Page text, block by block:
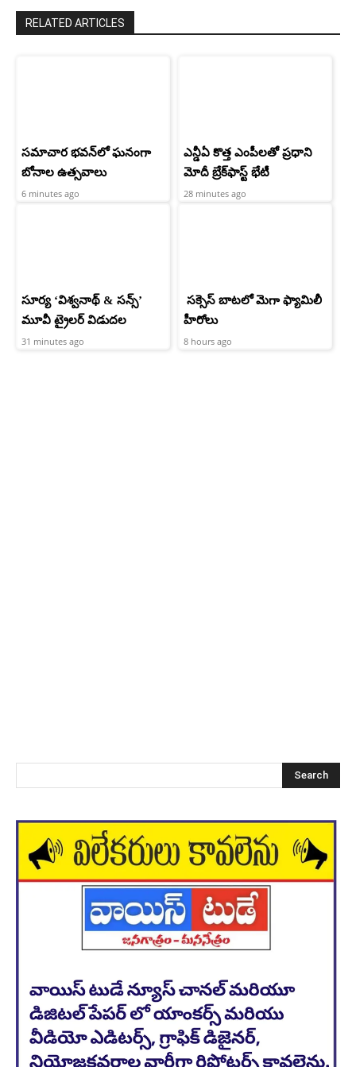
RELATED ARTICLES
సమాచార భవన్‌లో ఘనంగా
బోనాల ఉత్సవాలు
6 minutes ago
ఎన్డీఏ కొత్త ఎంపీలతో ప్రధాని
మోదీ బ్రేక్‌ఫాస్ట్ భేటీ
28 minutes ago
సూర్య ‘విశ్వనాథ్ & సన్స్’
మూవీ ట్రైలర్ విడుదల
31 minutes ago
సక్సెస్ బాటలో మెగా ఫ్యామిలీ
హీరోలు
8 hours ago
Search